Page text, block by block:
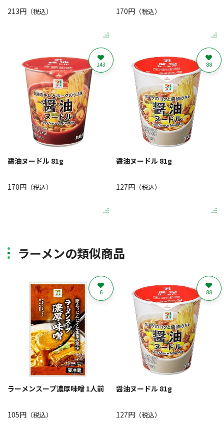
213円 （税込） 170円（税込）
醤油ヌードル 81g
170円 （税込）
143
醤油ヌードル 81g
127円（税込）
88
ラーメンの類似商品
ラーメンスープ濃厚味噌 1人前
105円 （税込）
6
醤油ヌードル 81g
127円（税込）
88